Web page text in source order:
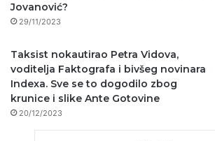
Jovanović?
29/11/2023
Taksist nokautirao Petra Vidova,
voditelja Faktografa i bivšeg novinara
Indexa. Sve se to dogodilo zbog
krunice i slike Ante Gotovine
20/12/2023